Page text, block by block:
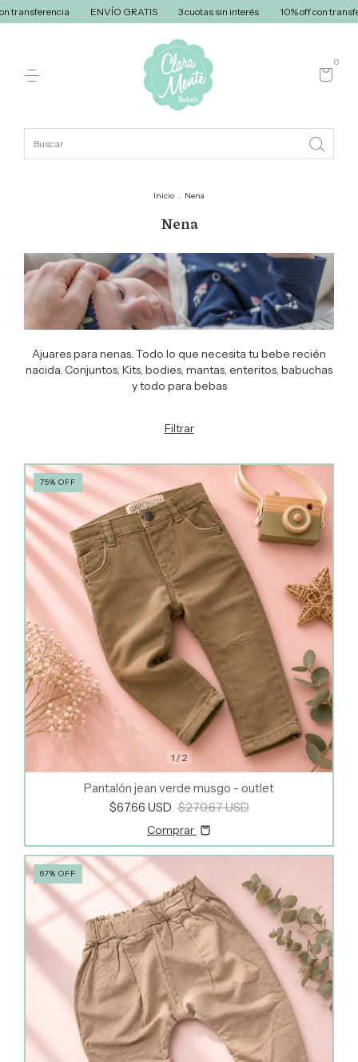
10% off con transferencia ENVÍO GRATIS 3 cuotas sin interés
0
Inicio . Nena
Nena
Ajuares para nenas. Todo lo que necesita tu bebe recién
nacida. Conjuntos, Kits, bodies, mantas, enteritos, babuchas
y todo para bebas
Filtrar
1 /2
75% OFF
Pantalón jean verde musgo - outlet
$67.66 USD $270.67 USD
Comprar
67% OFF